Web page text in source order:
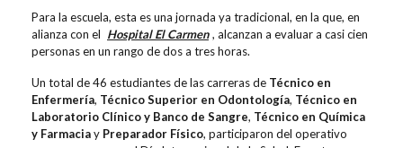
Para la escuela, esta es una jornada ya tradicional, en la que, en
alianza con el Hospital El Carmen , alcanzan a evaluar a casi cien
personas en un rango de dos a tres horas.
Un total de 46 estudiantes de las carreras de Técnico en
Enfermería, Técnico Superior en Odontología, Técnico en
Laboratorio Clínico y Banco de Sangre, Técnico en Química
y Farmaciay Preparador Físico, participaron del operativo